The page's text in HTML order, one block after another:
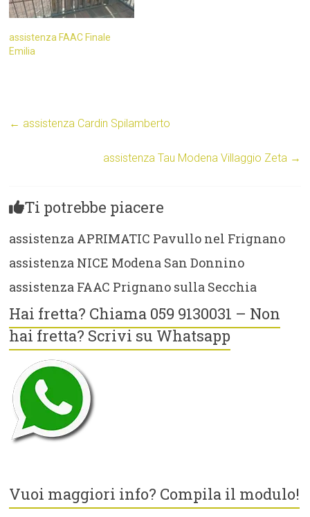
assistenza FAAC Finale
Emilia
← assistenza Cardin Spilamberto
assistenza Tau Modena Villaggio Zeta →
Ti potrebbe piacere
assistenza APRIMATIC Pavullo nel Frignano
assistenza NICE Modena San Donnino
assistenza FAAC Prignano sulla Secchia
Hai fretta? Chiama 059 9130031 – Non
hai fretta? Scrivi su Whatsapp
Vuoi maggiori info? Compila il modulo!